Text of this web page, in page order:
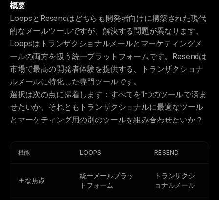
概要
LoopsとResendはどちらも開発者向けに構築された現代
的なメールツールですが、解決する問題が異なります。
Loopsはトランザクショナルメールとマーケティングメ
ールの両方を扱う統一プラットフォームです。Resendは
市場で最高の開発者体験を提供する、トランザクショナ
ルメールに特化した専門ツールです。
選択は次の点に帰着します：すべてを1つのツールで済ま
せたいか、それともトランザクショナルに最適なツール
とマーケティング用の別のツールを組み合わせたいか？
機能 LOOPS RESEND
主な焦点
統一メールプラッ
トフォーム
トランザクシ
ョナルメール